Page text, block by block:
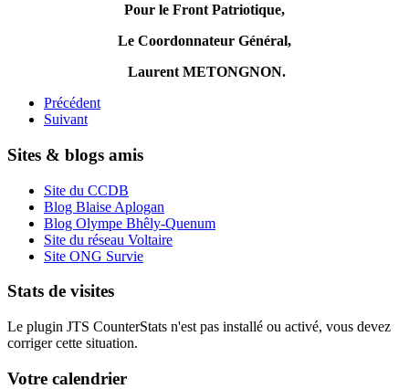
Pour le Front Patriotique,
Le Coordonnateur Général,
Laurent METONGNON.
Précédent
Suivant
Sites & blogs amis
Site du CCDB
Blog Blaise Aplogan
Blog Olympe Bhêly-Quenum
Site du réseau Voltaire
Site ONG Survie
Stats de visites
Le plugin JTS CounterStats n'est pas installé ou activé, vous devez
corriger cette situation.
Votre calendrier